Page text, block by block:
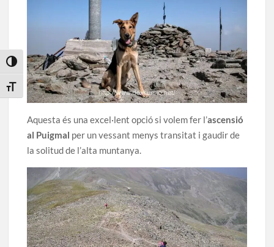
Toggle High Contrast
Toggle Font size
Aquesta és una excel·lent opció si volem fer l’ascensió
al Puigmal per un vessant menys transitat i gaudir de
la solitud de l’alta muntanya.